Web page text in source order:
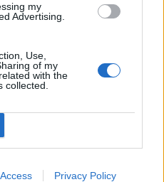
my
Advertising.
Use,
of my
with the
collected.
Privacy Policy